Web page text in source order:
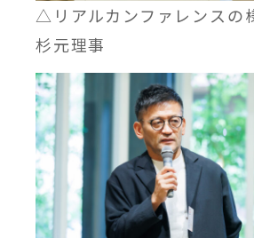
△リアルカンファレンスの
杉元理事